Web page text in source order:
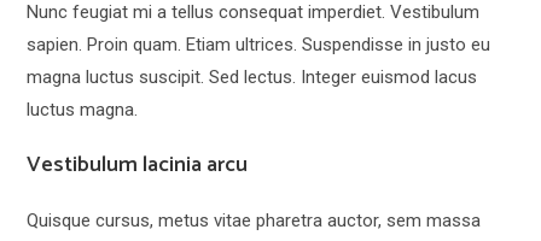
Nunc feugiat mi a tellus consequat imperdiet. Vestibulum
sapien. Proin quam. Etiam ultrices. Suspendisse in justo eu
magna luctus suscipit. Sed lectus. Integer euismod lacus
luctus magna.
Vestibulum lacinia arcu
Quisque cursus, metus vitae pharetra auctor, sem massa